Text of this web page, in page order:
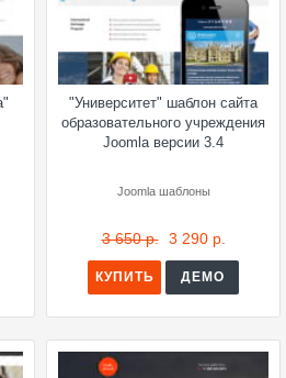
"Университет" шаблон сайта
образовательного учреждения
Joomla версии 3.4
Joomla шаблоны
3 650 р. 3 290 р.
КУПИТЬ ДЕМО